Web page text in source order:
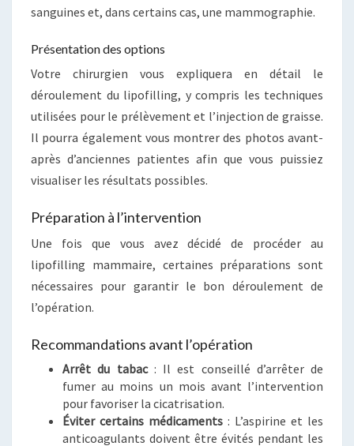
sanguines et, dans certains cas, une mammographie.
Présentation des options
Votre chirurgien vous expliquera en détail le
déroulement du lipofilling, y compris les techniques
utilisées pour le prélèvement et l’injection de graisse.
Il pourra également vous montrer des photos avant-
après d’anciennes patientes afin que vous puissiez
visualiser les résultats possibles.
Préparation à l’intervention
Une fois que vous avez décidé de procéder au
lipofilling mammaire, certaines préparations sont
nécessaires pour garantir le bon déroulement de
l’opération.
Recommandations avant l’opération
Arrêt du tabac: Il est conseillé d’arrêter de
fumer au moins un mois avant l’intervention
pour favoriser la cicatrisation.
Éviter certains médicaments : L’aspirine et les
anticoagulants doivent être évités pendant les